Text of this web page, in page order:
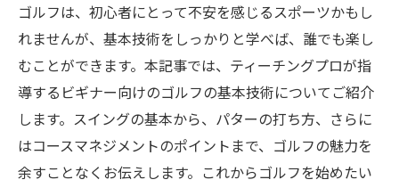
ゴルフは、初心者にとって不安を感じるスポーツかもし
れませんが、基本技術をしっかりと学べば、誰でも楽し
むことができます。本記事では、ティーチングプロが指
導するビギナー向けのゴルフの基本技術についてご紹介
します。スイングの基本から、パターの打ち方、さらに
はコースマネジメントのポイントまで、ゴルフの魅力を
余すことなくお伝えします。これからゴルフを始めたい